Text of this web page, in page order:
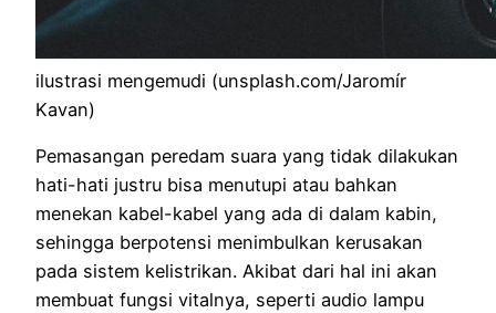
ilustrasi mengemudi (unsplash.com/Jaromír
Kavan)
Pemasangan peredam suara yang tidak dilakukan
hati-hati justru bisa menutupi atau bahkan
menekan kabel-kabel yang ada di dalam kabin,
sehingga berpotensi menimbulkan kerusakan
pada sistem kelistrikan. Akibat dari hal ini akan
membuat fungsi vitalnya, seperti audio lampu